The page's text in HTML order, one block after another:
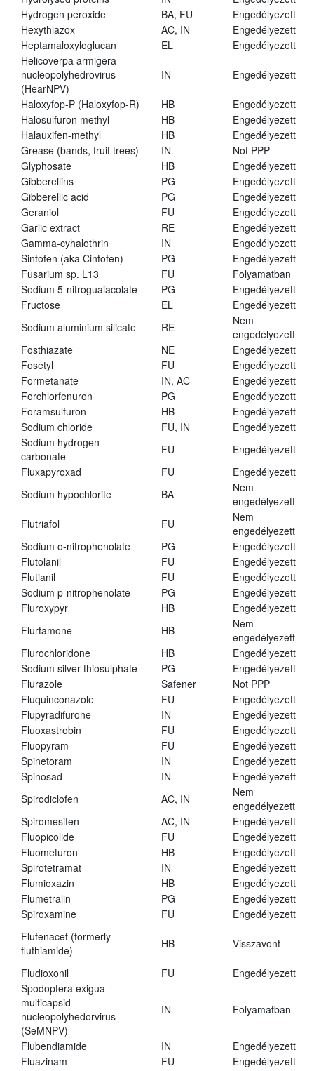
Hydrogen peroxide
BA, FU
Engedélyezett
Hexythiazox
AC, IN
Engedélyezett
Heptamaloxyloglucan
EL
Engedélyezett
Helicoverpa armigera
nucleopolyhedrovirus
(HearNPV)
IN Engedélyezett
Haloxyfop-P (Haloxyfop-R) HB
Engedélyezett
Halosulfuron methyl
HB
Engedélyezett
Halauxifen-methyl
HB
Engedélyezett
Grease (bands, fruit trees)
IN
Not PPP
Glyphosate
HB
Engedélyezett
Gibberellins
PG
Engedélyezett
Gibberellic acid
PG
Engedélyezett
Geraniol
FU
Engedélyezett
Garlic extract
RE
Engedélyezett
Gamma-cyhalothrin
IN
Engedélyezett
Sintofen (aka Cintofen)
PG
Engedélyezett
Fusarium sp. L13
FU
Folyamatban
Sodium 5-nitroguaiacolate
PG
Engedélyezett
Fructose
EL
Engedélyezett
Sodium aluminium silicate
RE
Nem
engedélyezett
Fosthiazate
NE
Engedélyezett
Fosetyl
FU
Engedélyezett
Formetanate
IN, AC
Engedélyezett
Forchlorfenuron
PG
Engedélyezett
Foramsulfuron
HB
Engedélyezett
Sodium chloride
FU, IN
Engedélyezett
Sodium hydrogen
carbonate
FU
Engedélyezett
Fluxapyroxad
FU
Engedélyezett
Sodium hypochlorite
BA
Nem
engedélyezett
Flutriafol
FU
Nem
engedélyezett
Sodium o-nitrophenolate
PG
Engedélyezett
Flutolanil
FU
Engedélyezett
Flutianil
FU
Engedélyezett
Sodium p-nitrophenolate
PG
Engedélyezett
Fluroxypyr
HB
Engedélyezett
Flurtamone
HB
Nem
engedélyezett
Flurochloridone
HB
Engedélyezett
Sodium silver thiosulphate
PG
Engedélyezett
Flurazole
Safener
Not PPP
Fluquinconazole
FU
Engedélyezett
Flupyradifurone
IN
Engedélyezett
Fluoxastrobin
FU
Engedélyezett
Fluopyram
FU
Engedélyezett
Spinetoram
IN
Engedélyezett
Spinosad
IN
Engedélyezett
Spirodiclofen
AC, IN
Nem
engedélyezett
Spiromesifen
AC, IN
Engedélyezett
Fluopicolide
FU
Engedélyezett
Fluometuron
HB
Engedélyezett
Spirotetramat
IN
Engedélyezett
Flumioxazin
HB
Engedélyezett
Flumetralin
PG
Engedélyezett
Spiroxamine
FU
Engedélyezett
Flufenacet (formerly
fluthiamide)
HB Visszavont
Fludioxonil FU
Engedélyezett
Spodoptera exigua
multicapsid
nucleopolyhedorvirus
(SeMNPV)
IN Folyamatban
Flubendiamide IN
Engedélyezett
Fluazinam
FU
Engedélyezett